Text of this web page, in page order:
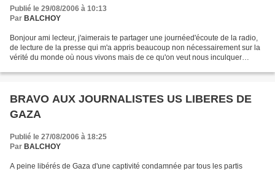
Publié le 29/08/2006 à 10:13
Par BALCHOY
Bonjour ami lecteur, j'aimerais te partager une journéed'écoute de la radio,
de lecture de la presse qui m'a appris beaucoup non nécessairement sur la
vérité du monde où nous vivons mais de ce qu'on veut nous inculquer
BRAVO AUX JOURNALISTES US LIBERES DE
GAZA
Publié le 27/08/2006 à 18:25
Par BALCHOY
A peine libérés de Gaza d'une captivité condamnée par tous les partis